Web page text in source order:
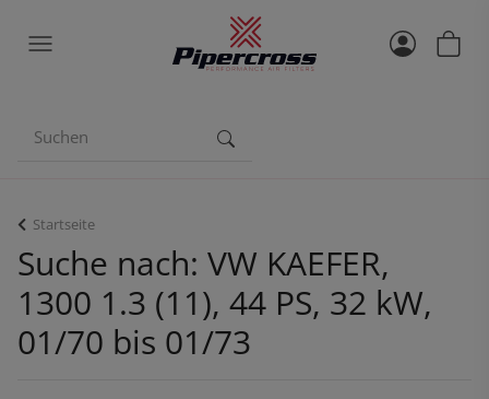
Startseite
Suche nach: VW KAEFER,
1300 1.3 (11), 44 PS, 32 kW,
01/70 bis 01/73